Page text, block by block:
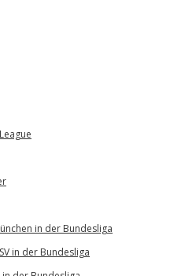
in der Bundesliga
in der Bundesliga